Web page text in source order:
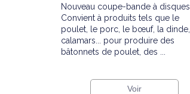
Nouveau coupe-bande à disques.
Convient à produits tels que le
poulet, le porc, le bœuf, la dinde,
calamars... pour produire des
bâtonnets de poulet, des ...
Voir